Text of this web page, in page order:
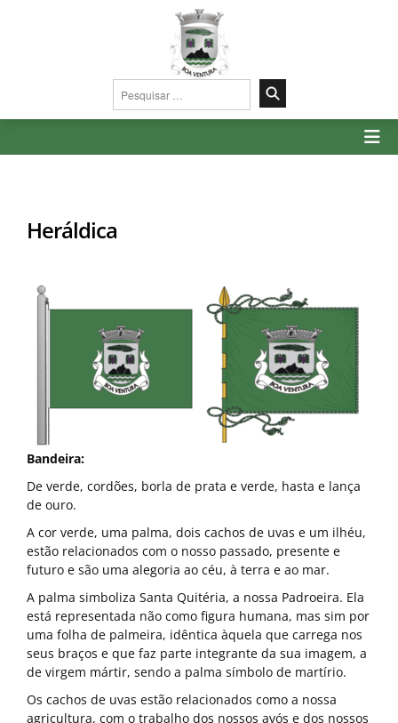
Pesquisar
por:
Heráldica
Bandeira:
De verde, cordões, borla de prata e verde, hasta e lança
de ouro.
A cor verde, uma palma, dois cachos de uvas e um ilhéu,
estão relacionados com o nosso passado, presente e
futuro e são uma alegoria ao céu, à terra e ao mar.
A palma simboliza Santa Quitéria, a nossa Padroeira. Ela
está representada não como figura humana, mas sim por
uma folha de palmeira, idêntica àquela que carrega nos
seus braços e que faz parte integrante da sua imagem, a
de virgem mártir, sendo a palma símbolo de martírio.
Os cachos de uvas estão relacionados como a nossa
agricultura, com o trabalho dos nossos avós e dos nossos